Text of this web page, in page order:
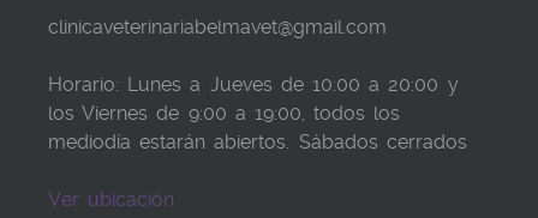
clinicaveterinariabelmavet@gmail.com
Horario: Lunes a Jueves de 10:00 a 20:00 y
los Viernes de 9:00 a 19:00, todos los
mediodía estarán abiertos. Sábados cerrados
Ver ubicación